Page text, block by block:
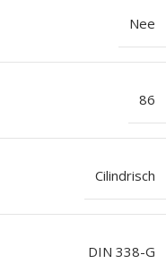
Nee
86
Cilindrisch
DIN 338-G